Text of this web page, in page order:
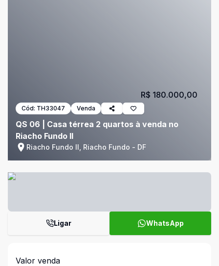
Cód: TH33047 Venda
QS 06 | Casa térrea 2 quartos à venda no
Riacho Fundo II
Riacho Fundo II, Riacho Fundo - DF
R$ 180.000,00
Ligar WhatsApp
Valor venda